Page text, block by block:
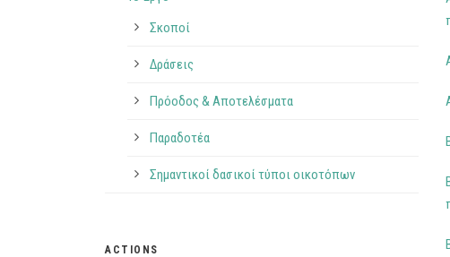
Σκοποί
Δράσεις
Πρόοδος & Αποτελέσματα
Παραδοτέα
Σημαντικοί δασικοί τύποι οικοτόπων
ACTIONS